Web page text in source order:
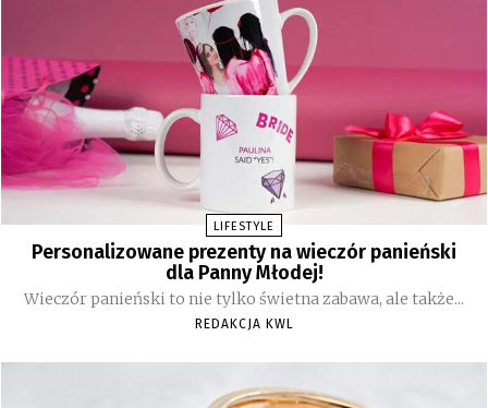
LIFESTYLE
Personalizowane prezenty na wieczór panieński
dla Panny Młodej!
Wieczór panieński to nie tylko świetna zabawa, ale także...
REDAKCJA KWL